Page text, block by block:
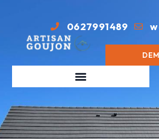
0627991489